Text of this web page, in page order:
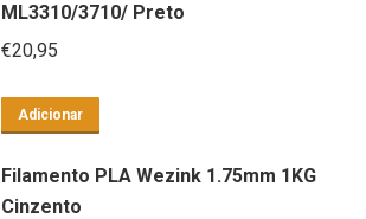
ML3310/3710/ Preto
€20,95
Adicionar
Filamento PLA Wezink 1.75mm 1KG
Cinzento